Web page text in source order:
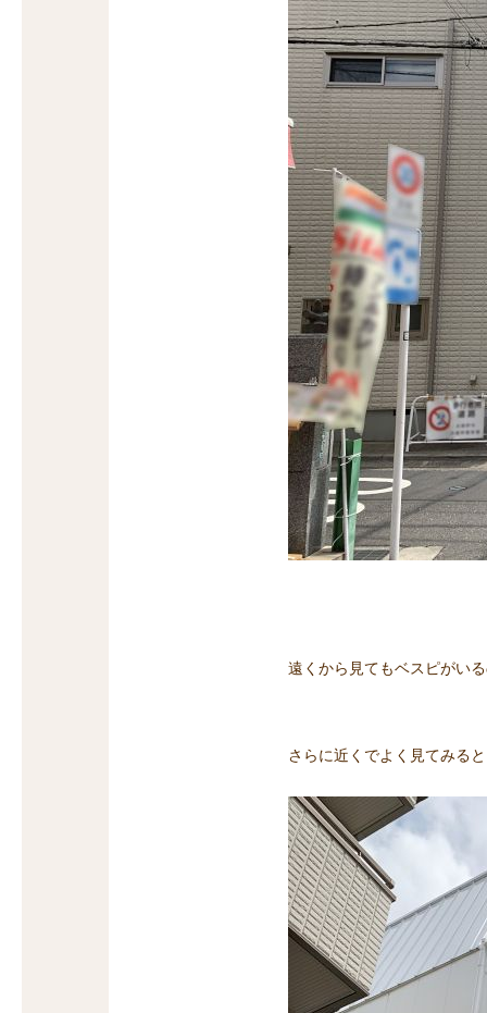
遠くから見てもベスピがい
さらに近くでよく見てみる